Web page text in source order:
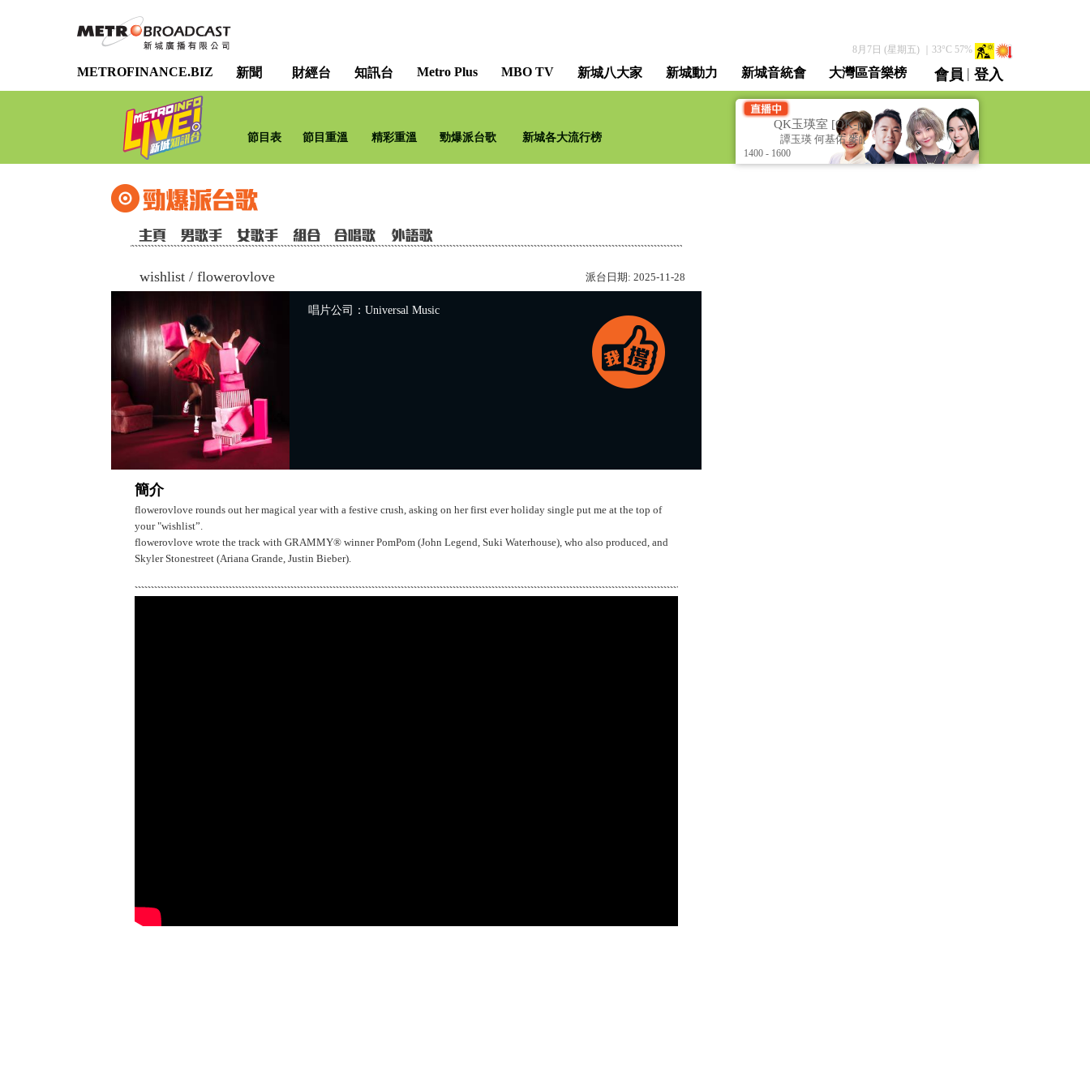
8月7日 (星期五)｜ 33°C 57%
METROFINANCE.BIZ 新聞 財經台 知訊台 Metro Plus MBO TV 新城八大家 新城動力 新城音統會 大灣區音樂榜 會員 | 登入
直播 / 重溫
節目表 節目重溫 精彩重溫 勁爆派台歌 新城各大流行榜
QK玉瑛室 [QK-pedia]
譚玉瑛 何基佑 麥皓兒 黃筠兒 譚玉瑛 何基佑 麥皓兒 黃筠兒
1400 - 1600
wishlist / flowerovlove 派台日期: 2025-11-28
唱片公司：Universal Music
簡介
flowerovlove rounds out her magical year with a festive crush, asking on her first ever holiday single put me at the top of
your "wishlist”.
flowerovlove wrote the track with GRAMMY® winner PomPom (John Legend, Suki Waterhouse), who also produced, and
Skyler Stonestreet (Ariana Grande, Justin Bieber).